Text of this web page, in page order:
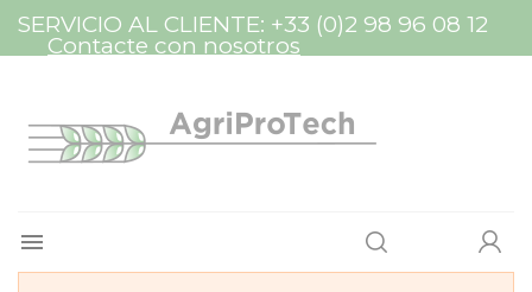
SERVICIO AL CLIENTE: +33 (0)2 98 96 08 12
Contacte con nosotros
